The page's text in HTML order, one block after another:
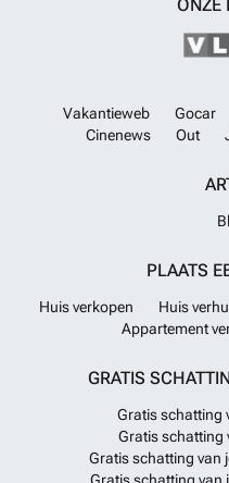
ONZE
Vakantieweb Gocar
Cinenews
Out
PLAATS
Huis verkopen Huis
Appartement
GRATIS
Gratis schatting
Gratis schatting
Gratis schatting van
Gratis schatting van